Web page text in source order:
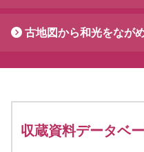
古地図から和光をなが
収蔵資料データベ